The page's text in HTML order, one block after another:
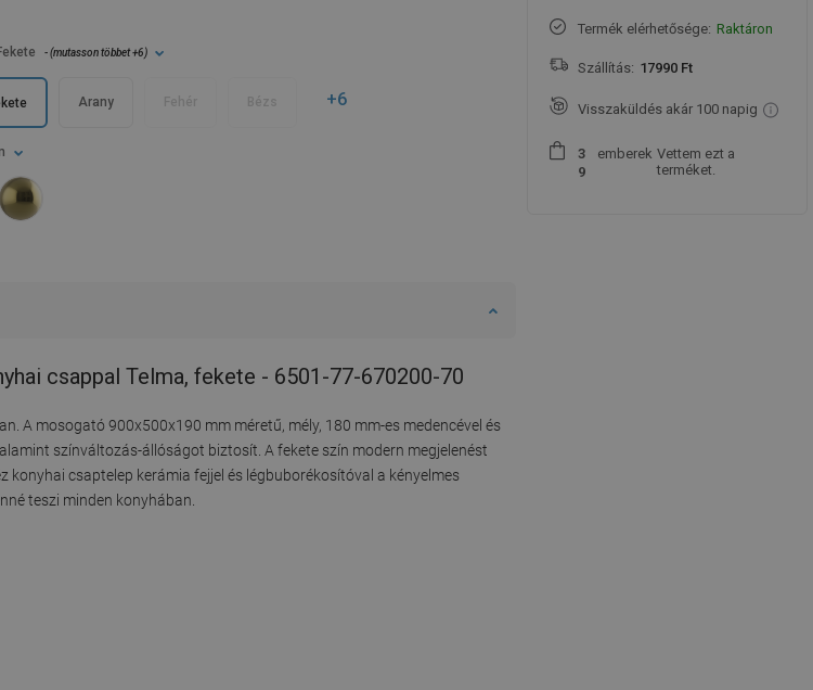
- (mutasson többet+6)
Arany Bézs
Fehér +6
csappal Telma, fekete - 6501-77-670200-70
A mosogató 900x500x190 mm méretű, mély, 180 mm-es medencével és
színváltozás-állóságot biztosít. A fekete szín modern megjelenést
csaptelep kerámia fejjel és légbuborékosítóval a kényelmes
teszi minden konyhában.
Termék elérhetősége: Raktáron
Szállítás: 17990 Ft
Visszaküldés akár 100 napig
3
9
emberek Vettem ezt a
terméket.